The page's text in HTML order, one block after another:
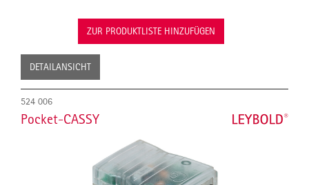
ZUR PRODUKTLISTE HINZUFÜGEN
DETAILANSICHT
524 006
Pocket-CASSY